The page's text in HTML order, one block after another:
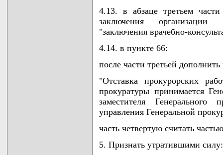
4.13. в абзаце третьем
заключения организации
"заключения врачебно-
4.14. в пункте 66:
после части третьей
"Отставка прокурорских
прокуратуры принимается
заместителя Генерального
управления Генеральной
часть четвертую считать
5. Признать утратившими силу: